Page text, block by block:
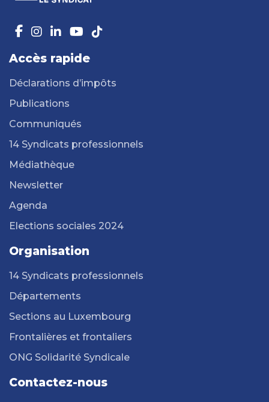
Accès rapide
Déclarations d’impôts
Publications
Communiqués
14 Syndicats professionnels
Médiathèque
Newsletter
Agenda
Elections sociales 2024
Organisation
14 Syndicats professionnels
Départements
Sections au Luxembourg
Frontalières et frontaliers
ONG Solidarité Syndicale
Contactez-nous